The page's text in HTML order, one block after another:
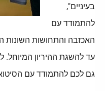
בעיניים",
להתמודד עם
האכזבה והתחושות השונות
עד להשגת ההיריון המיוחל.
גם לכם להתמודד עם